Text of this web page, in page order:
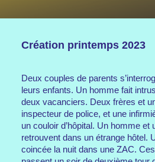
Création printemps 2023
Deux couples de parents
leurs enfants. Un homme fait
deux vacanciers. Deux frères et
inspecteur de police, et une
un couloir d’hôpital. Un homme et
retrouvent dans un étrange hôtel.
coincée la nuit dans une ZAC.